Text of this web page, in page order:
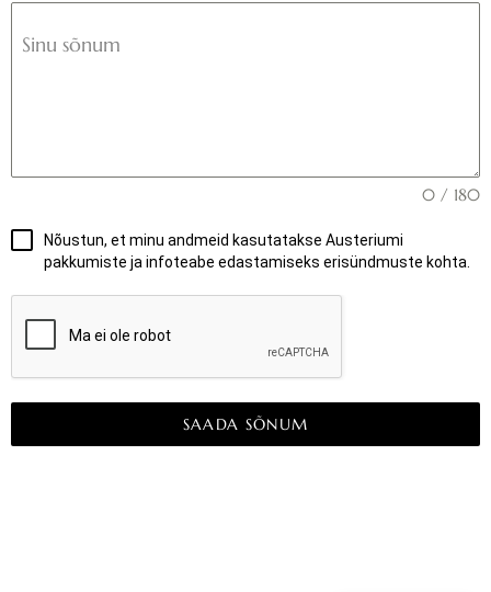
Sinu sõnum
0 / 180
Nõustun, et minu andmeid kasutatakse Austeriumi
pakkumiste ja infoteabe edastamiseks erisündmuste kohta.
SAADA SÕNUM